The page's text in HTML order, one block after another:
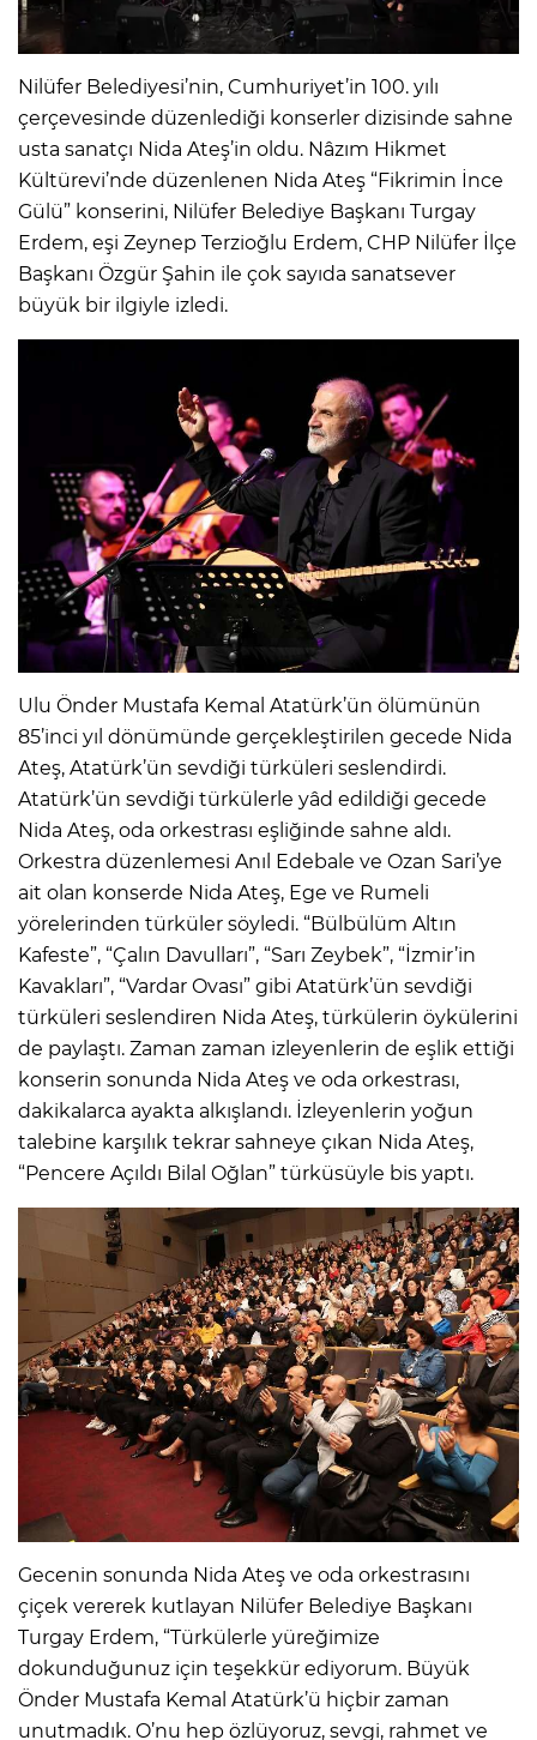
Nilüfer Belediyesi’nin, Cumhuriyet’in 100. yılı
çerçevesinde düzenlediği konserler dizisinde sahne
usta sanatçı Nida Ateş’in oldu. Nâzım Hikmet
Kültürevi’nde düzenlenen Nida Ateş “Fikrimin İnce
Gülü” konserini, Nilüfer Belediye Başkanı Turgay
Erdem, eşi Zeynep Terzioğlu Erdem, CHP Nilüfer İlçe
Başkanı Özgür Şahin ile çok sayıda sanatsever
büyük bir ilgiyle izledi.
Ulu Önder Mustafa Kemal Atatürk’ün ölümünün
85’inci yıl dönümünde gerçekleştirilen gecede Nida
Ateş, Atatürk’ün sevdiği türküleri seslendirdi.
Atatürk’ün sevdiği türkülerle yâd edildiği gecede
Nida Ateş, oda orkestrası eşliğinde sahne aldı.
Orkestra düzenlemesi Anıl Edebale ve Ozan Sari’ye
ait olan konserde Nida Ateş, Ege ve Rumeli
yörelerinden türküler söyledi. “Bülbülüm Altın
Kafeste”, “Çalın Davulları”, “Sarı Zeybek”, “İzmir’in
Kavakları”, “Vardar Ovası” gibi Atatürk’ün sevdiği
türküleri seslendiren Nida Ateş, türkülerin öykülerini
de paylaştı. Zaman zaman izleyenlerin de eşlik ettiği
konserin sonunda Nida Ateş ve oda orkestrası,
dakikalarca ayakta alkışlandı. İzleyenlerin yoğun
talebine karşılık tekrar sahneye çıkan Nida Ateş,
“Pencere Açıldı Bilal Oğlan” türküsüyle bis yaptı.
Gecenin sonunda Nida Ateş ve oda orkestrasını
çiçek vererek kutlayan Nilüfer Belediye Başkanı
Turgay Erdem, “Türkülerle yüreğimize
dokunduğunuz için teşekkür ediyorum. Büyük
Önder Mustafa Kemal Atatürk’ü hiçbir zaman
unutmadık. O’nu hep özlüyoruz, sevgi, rahmet ve